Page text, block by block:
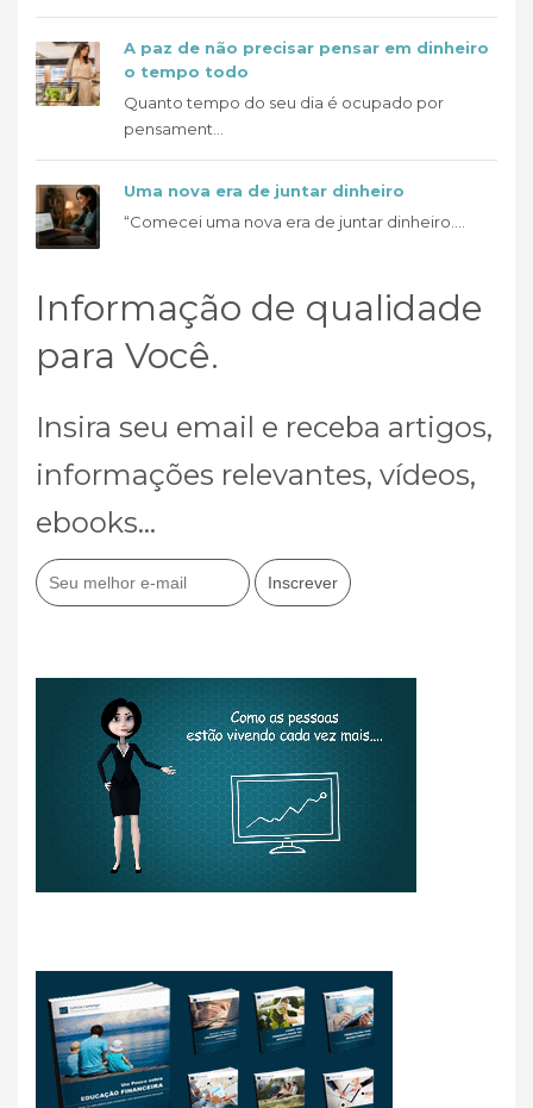
A paz de não precisar pensar em dinheiro
o tempo todo
Quanto tempo do seu dia é ocupado por
pensament...
Uma nova era de juntar dinheiro
“Comecei uma nova era de juntar dinheiro....
Informação de qualidade
para Você.
Insira seu email e receba artigos,
informações relevantes, vídeos,
ebooks...